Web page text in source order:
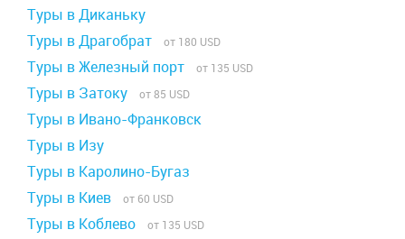
Туры в Диканьку
Туры в Драгобрат
от 180 USD
Туры в Железный порт от 135 USD
Туры в Затоку от 85 USD
Туры в Ивано-Франковск
Туры в Изу
Туры в Каролино-Бугаз
Туры в Киев
от 60 USD
Туры в Коблево от 135 USD